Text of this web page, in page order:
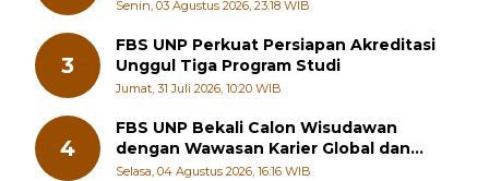
Senin, 03 Agustus 2026, 23:18 WIB
3
FBS UNP Perkuat Persiapan Akreditasi
Unggul Tiga Program Studi
Jumat, 31 Juli 2026, 10:20 WIB
4
FBS UNP Bekali Calon Wisudawan
dengan Wawasan Karier Global dan
Kewirausahaan Kreatif
Selasa, 04 Agustus 2026, 16:16 WIB